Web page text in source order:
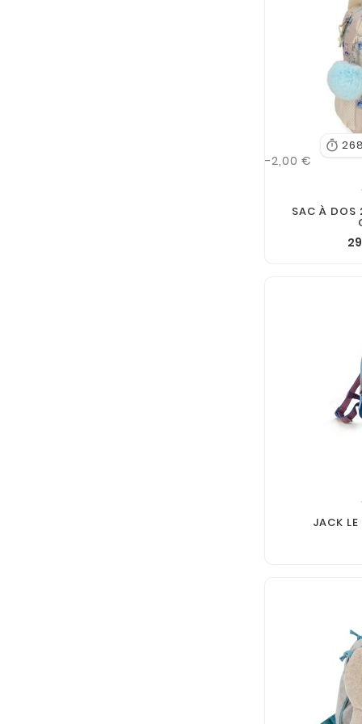
-2,00 €

SAC À DOS
JACK